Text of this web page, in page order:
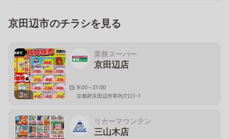
京田辺市のチラシを見る
3枚
業務スーパー
京田辺店
9:00～21:00
京都府京田辺市草内穴口1-1
リカーマウンテン
三山木店